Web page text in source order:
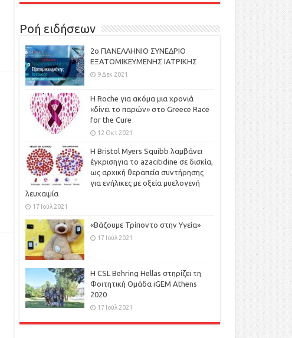
Ροή ειδήσεων
2ο ΠΑΝΕΛΛΗΝΙΟ ΣΥΝΕΔΡΙΟ
ΕΞΑΤΟΜΙΚΕΥΜΕΝΗΣ ΙΑΤΡΙΚΗΣ
9 Δεκ 2021
H Roche για ακόμα μια χρονιά
«δίνει το παρών» στο Greece Race
for the Cure
12 Οκτ 2021
Η Bristol Myers Squibb λαμβάνει
έγκρισηγια το azacitidine σε δισκία,
ως αρχική θεραπεία συντήρησης
για ενήλικες με οξεία μυελογενή
λευχαιμία
17 Ιούλ 2021
«Βάζουμε Τρίποντο στην Υγεία»
17 Ιούλ 2021
H CSL Behring Hellas στηρίζει τη
Φοιτητική Ομάδα iGEM Athens
2020
17 Ιούλ 2021